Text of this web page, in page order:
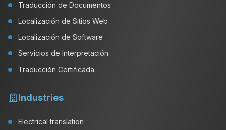
Traducción de Documentos
Localización de Sitios Web
Localización de Software
Servicios de Interpretación
Traducción Certificada
Industries
Electrical translation